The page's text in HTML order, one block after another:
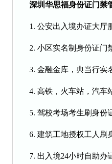
深圳华思福身份证门禁
1. 公安出入境办证大厅
2. 小区实名制身份证门
3. 金融金库，典当行实
4. 高铁，火车站，汽车
5. 驾校考场考生刷身份
6. 建筑工地授权工人刷
7. 出入境24小时自助办